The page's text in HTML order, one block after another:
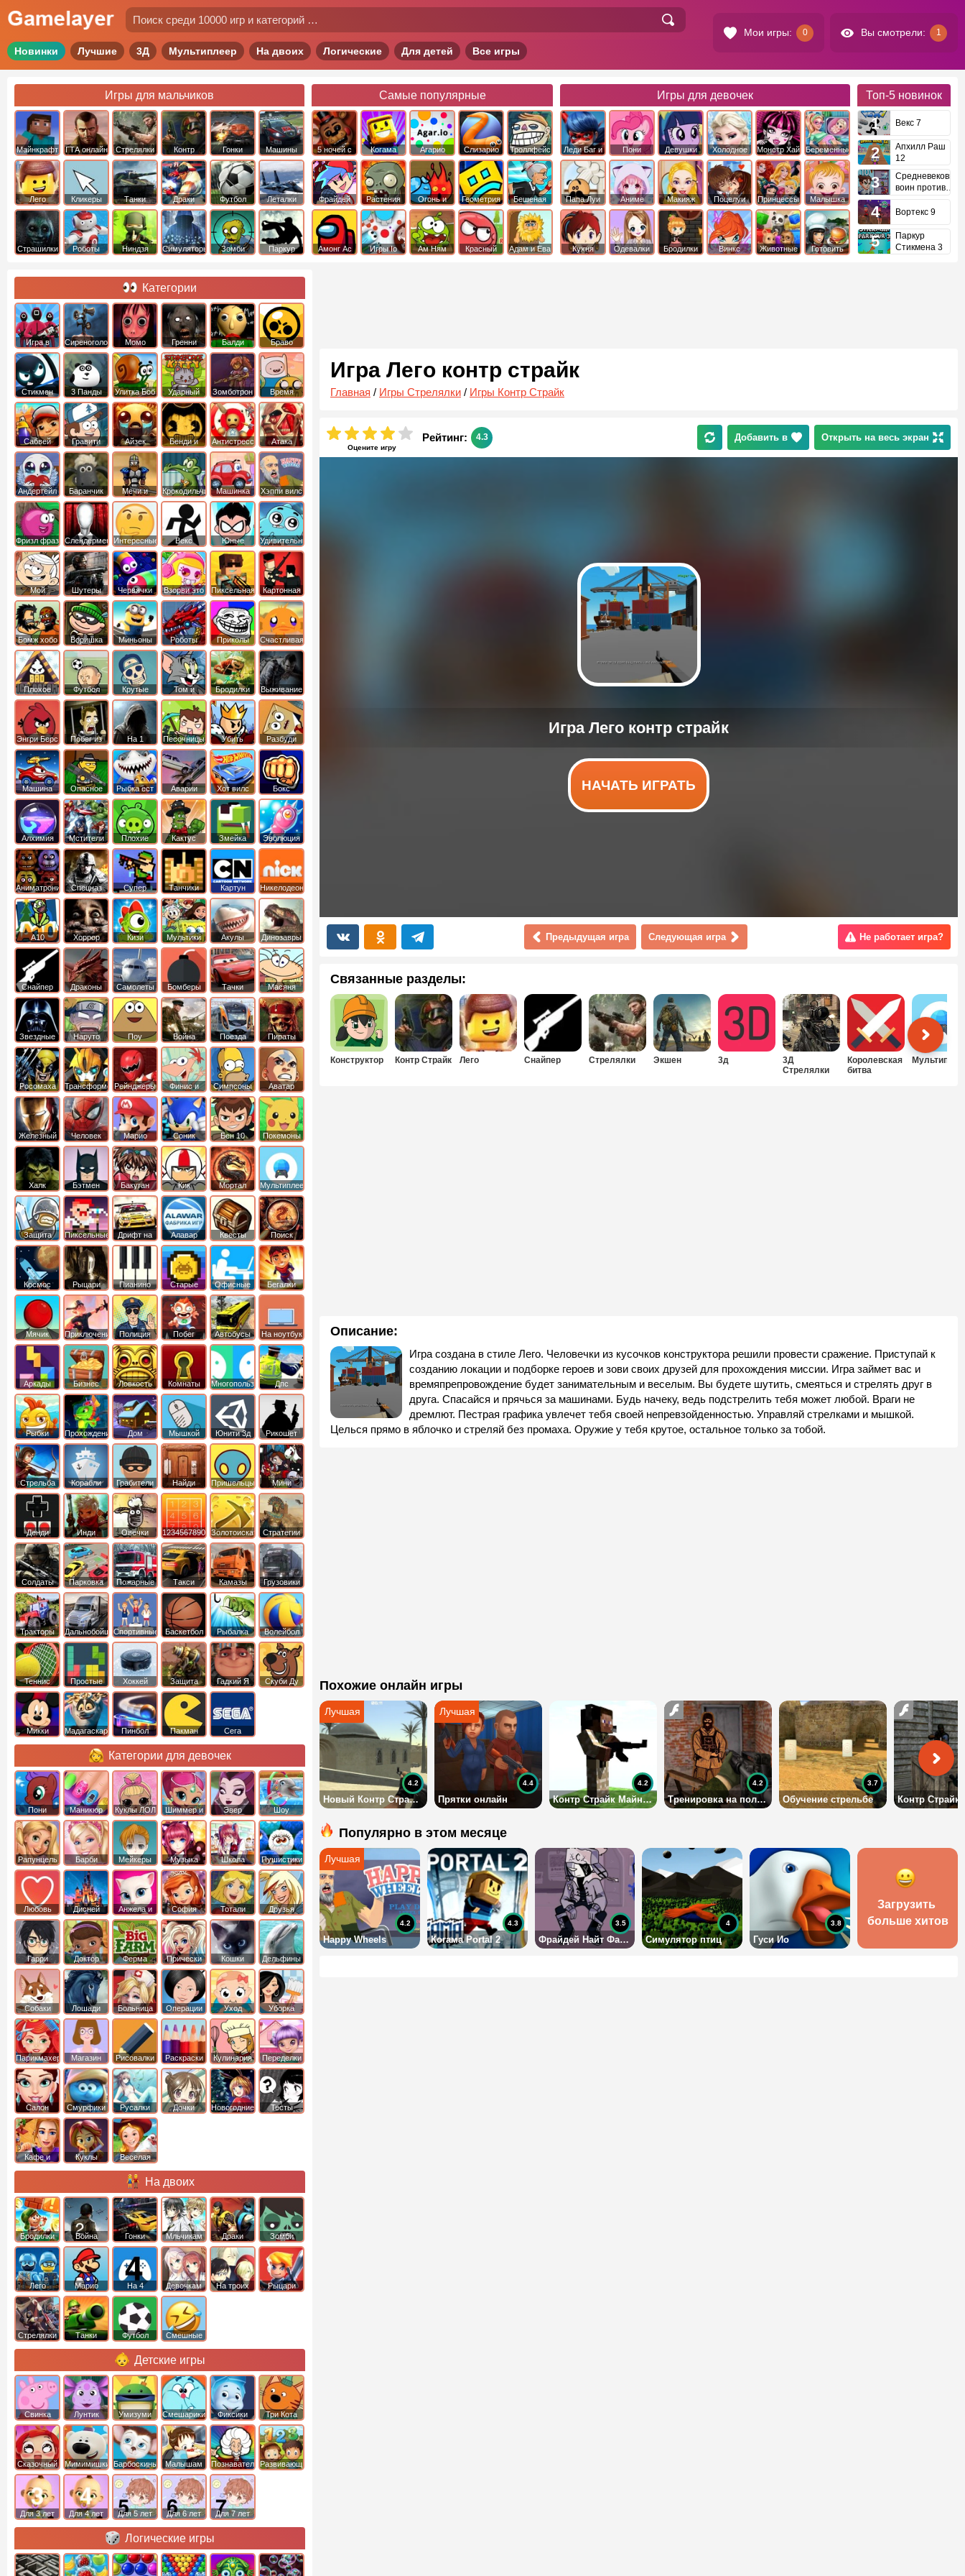
Мои игры: 0 Вы смотрели: 1
Новинки Лучшие 3Д Мультиплеер На двоих Логические Для детей Все игры
Игры для мальчиков
Майнкрафт ГТА онлайн Стрелялки
Контр
Страйк
Гонки Машины
Лего Кликеры Танки Драки Футбол Леталки
Страшилки Роботы Ниндзя Симуляторы Зомби Паркур
Самые популярные
5 ночей с
фредди
Когама Агарио Слизарио
Троллфейс
квест
Фрайдей
Найт
Фанкин
Растения
против
Зомби
Огонь и
Вода
Геометрия
Даш
Бешеная
бабка
сбежала из
психушки
Амонг Ас Игры Io Ам Ням
Красный
Адам и Ева
Игры для девочек
Леди Баг и
Супер Кот
Пони
Дружба это
Девушки
Эквестрии
Холодное
Сердце
Монстр Хай Беременные
Папа Луи Аниме Макияж Поцелуи
Принцессы
Диснея
Малышка
Хейзел
Кухня
Одевалки Бродилки Винкс Животные
Готовить
Топ-5 новинок
Векс 7
Апхилл Раш
12
Средневековый
воин против
Вортекс 9
Паркур
Стикмена 3
Игра Лего контр страйк
Главная / Игры Стрелялки / Игры Контр Страйк
Оцените игру
Рейтинг: 4.3 Добавить в Открыть на весь экран
НАЧАТЬ ИГРАТЬ
Предыдущая игра Следующая игра Не работает игра?
Связанные разделы:
Конструктор Контр Страйк Лего Снайпер Стрелялки Экшен 3д
3Д
Стрелялки
Королевская
битва
Описание:
Игра создана в стиле Лего. Человечки из кусочков конструктора решили провести сражение. Приступай к
созданию локации и подборке героев и зови своих друзей для прохождения миссии. Игра займет вас и
времяпрепровождение будет занимательным и веселым. Вы будете шутить, смеяться и стрелять друг в
друга. Спасайся и прячься за машинами. Будь начеку, ведь подстрелить тебя может любой. Враги не
дремлют. Пестрая графика увлечет тебя своей непревзойденностью. Управляй стрелками и мышкой.
Целься прямо в яблочко и стреляй без промаха. Оружие у тебя крутое, остальное только за тобой.
Похожие онлайн игры
Новый Контр Страйк 3Д
4.2
Прятки онлайн
4.4
Контр Страйк Майнкрафт
4.2
Тренировка на полигоне
4.2
Обучение стрельбе
3.7
Популярно в этом месяце
Happy Wheels
4.2
Когама Portal 2
4.3
Фрайдей Найт Фанкин: Рув
3.5
Симулятор птиц
4
Гуси Ио
3.8
Загрузить
больше хитов
Категории
Игра в
Кальмара
Сиреноголовый Момо Гренни Балди
Браво
Старс
Стикмен 3 Панды Улитка Боб
Ударный
отряд котят
Зомботрон
Время
Приключений
Сабвей
Серф
Гравити
Фолз
Айзек
Бенди и
Чернильная
машина
Антистресс
Атака
Титанов
Андертейл
Баранчик
Шон
Мечи и
Сандали
Крокодильчик
Свомпи
Машинка
Вилли
Хэппи вилс
Фризл фраз Слендермен Интересные Векс
Юные
титаны
вперед
Удивительный
мир
Гамбола
Мой
шумный
дом
Шутеры Червячки Взорви это
Пиксельная
война
Картонная
башка
Бомж хобо
Воришка
боб
Миньоны
Роботы
динозавры
Приколы
Счастливая
обезьянка
Плохое
мороженое
Футбол
головами
Крутые
Том и
джерри
Бродилки
Приключения
Выживание
Энгри Берс
Побег из
тюрьмы
На 1 Песочницы
Убить
короля
Разбуди
коробку
Машина
ест
машину
Опасное
оружие
Рыбка ест
рыбку
Аварии
машин
Хот вилс Бокс
Алхимия Мстители
Плохие
свинки
Кактус
маккой
Змейка Эволюция
Аниматроники Спецназ
Супер
бойцы
Танчики
Картун
нетворк
Никелодеон
А10 Хоррор Кизи Мультики Акулы Динозавры
Снайпер Драконы Самолеты Бомберы Тачки Масяня
Звездные
войны
Наруто Поу Война Поезда
Пираты
Карибского
Моря
Росомаха ТрансформерыРейнджеры
Самураи
Финис и
Ферб
Симпсоны
Аватар
легенда об
Аанге
Железный
человек
Человек
Паук
Марио Соник Бен 10 Покемоны
Халк Бэтмен Бакуган
Кик
Бутовский
Мортал
комбат
Мультиплеер
Защита
королевства
Пиксельные
Дрифт на
машинах
Алавар Квесты
Поиск
предметов
Космос Рыцари Пианино Старые Офисные Бегалки
Мячик Приключения Полиция Побег Автобусы На ноутбук
Аркады
Бизнес
симуляторы
Ловкость Комнаты Многопользовательские
Дпс
Рыбки Прохождение Дом Мышкой Юнити 3д Рикошет
Cтрельба
из лука
Корабли Грабители
Найди
выход
Пришельцы Мини
Денди Инди
Овечки
идут домой
1234567890 ЗолотоискательСтратегии
Солдаты
Парковка
машин
Пожарные
машины
Такси Камазы Грузовики
Тракторы ДальнобойщикиСпортивные Баскетбол Рыбалка Волейбол
Теннис Простые Хоккей
Защита
башни
Гадкий Я Скуби Ду
Микки
Мадагаскар Пинбол Пакман Сега
Категории для девочек
Пони
креатор
Маникюр Куклы ЛОЛ
Шиммер и
Шайн
Эвер
Афтер Хай
Шоу
дельфинов
Рапунцель Барби Мейкеры Музыка Школа Пушистики
Любовь Дисней
Анжела и
том
София
Прекрасная
Тотали
Спайс
Друзья
ангелов
Гарри
Поттер
Доктор
Плюшева
Ферма Прически Кошки Дельфины
Собаки Лошади Больница Операции Уход Уборка
Парикмахер Магазин Рисовалки Раскраски Кулинария Переделки
Салон Смурфики Русалки Дочки Новогодние Тесты
Кафе и
Куклы
Веселая
На двоих
Бродилки Война Гонки Мльчикам Драки Зомби
Лего Марио На 4 Девочкам На троих Рыцари
Стрелялки Танки Футбол Смешные
Детские игры
Свинка
Пеппа
Лунтик Умизуми Смешарики Фиксики Три Кота
Сказочный
патруль
Мимимишки Барбоскины Малышам ПознавательныеРазвивающие
Для 3 лет Для 4 лет Для 5 лет Для 6 лет Для 7 лет
Логические игры